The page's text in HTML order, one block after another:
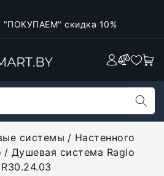
"ПОКУПАЕМ" скидка 10%
системы
Настенного
Душевая система Raglo
R30.24.03